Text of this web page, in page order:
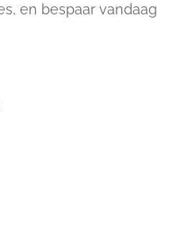
en bespaar vandaag